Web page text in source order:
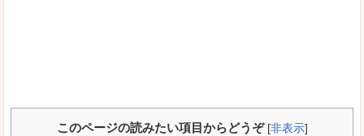
このページの読みたい項目からどうぞ [非表示]